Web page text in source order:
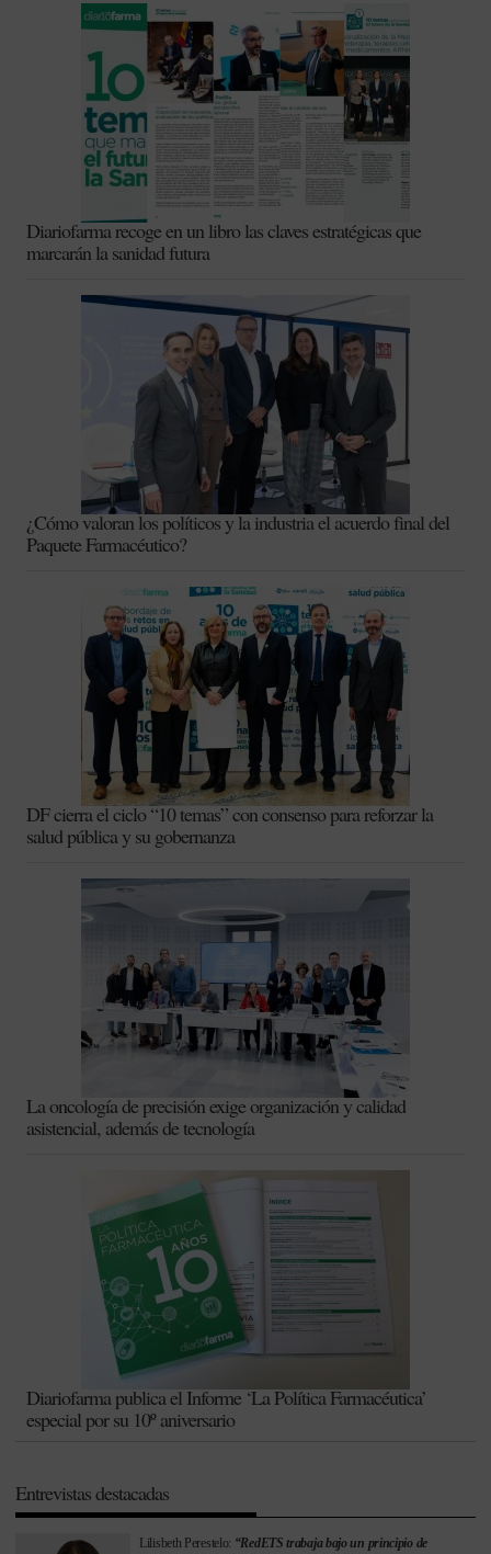
Diariofarma recoge en un libro las claves estratégicas que
marcarán la sanidad futura
¿Cómo valoran los políticos y la industria el acuerdo final del
Paquete Farmacéutico?
DF cierra el ciclo “10 temas” con consenso para reforzar la
salud pública y su gobernanza
La oncología de precisión exige organización y calidad
asistencial, además de tecnología
Diariofarma publica el Informe ‘La Política Farmacéutica’
especial por su 10º aniversario
Entrevistas destacadas
Lilisbeth Perestelo: “RedETS trabaja bajo un principio de